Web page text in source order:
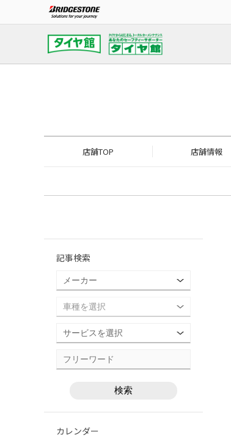
店舗TOP 店舗情報
記事検索
カレンダー